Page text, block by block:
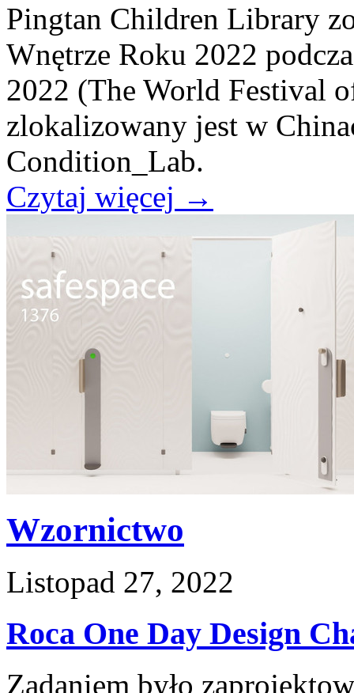
Pingtan Children Library
Wnętrze Roku 2022
2022 (The World Festival
zlokalizowany jest w
Condition_Lab.
Czytaj więcej →
Wzornictwo
Listopad 27, 2022
Roca One Day Design
Zadaniem było